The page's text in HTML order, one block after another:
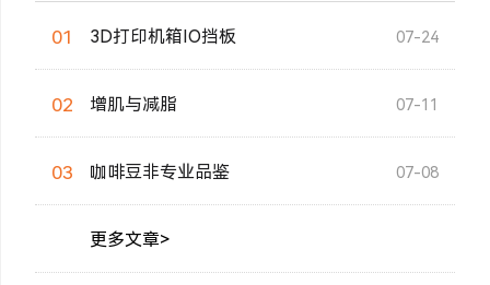
01 3D打印机箱IO挡板 07-24
02 增肌与减脂 07-11
03 咖啡豆非专业品鉴 07-08
更多文章>